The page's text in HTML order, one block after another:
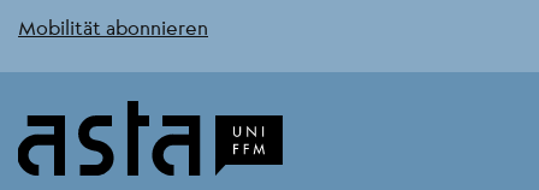
Mobilität abonnieren